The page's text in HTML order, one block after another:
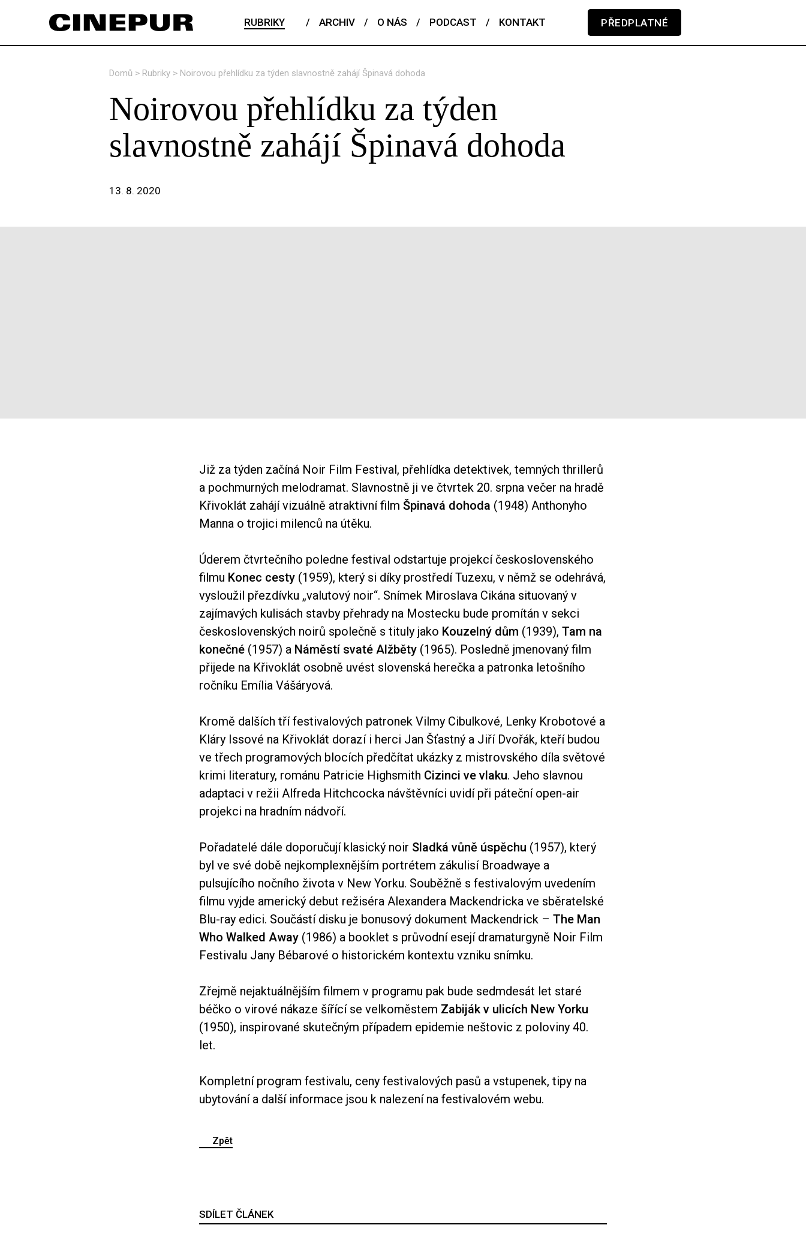
RUBRIKY / ARCHIV / O NÁS / PODCAST / KONTAKT PŘEDPLATNÉ
Domů > Rubriky > Noirovou přehlídku za týden slavnostně zahájí Špinavá dohoda
Noirovou přehlídku za týden
slavnostně zahájí Špinavá dohoda
13. 8. 2020
Již za týden začíná Noir Film Festival, přehlídka detektivek, temných thrillerů
a pochmurných melodramat. Slavnostně ji ve čtvrtek 20. srpna večer na hradě
Křivoklát zahájí vizuálně atraktivní film Špinavá dohoda (1948) Anthonyho
Manna o trojici milenců na útěku.
Úderem čtvrtečního poledne festival odstartuje projekcí československého
filmu Konec cesty (1959), který si díky prostředí Tuzexu, v němž se odehrává,
vysloužil přezdívku „valutový noir“. Snímek Miroslava Cikána situovaný v
zajímavých kulisách stavby přehrady na Mostecku bude promítán v sekci
československých noirů společně s tituly jako Kouzelný dům (1939), Tam na
konečné (1957) a Náměstí svaté Alžběty (1965). Posledně jmenovaný film
přijede na Křivoklát osobně uvést slovenská herečka a patronka letošního
ročníku Emília Vášáryová.
Kromě dalších tří festivalových patronek Vilmy Cibulkové, Lenky Krobotové a
Kláry Issové na Křivoklát dorazí i herci Jan Šťastný a Jiří Dvořák, kteří budou
ve třech programových blocích předčítat ukázky z mistrovského díla světové
krimi literatury, románu Patricie Highsmith Cizinci ve vlaku. Jeho slavnou
adaptaci v režii Alfreda Hitchcocka návštěvníci uvidí při páteční open-air
projekci na hradním nádvoří.
Pořadatelé dále doporučují klasický noir Sladká vůně úspěchu (1957), který
byl ve své době nejkomplexnějším portrétem zákulisí Broadwaye a
pulsujícího nočního života v New Yorku. Souběžně s festivalovým uvedením
filmu vyjde americký debut režiséra Alexandera Mackendricka ve sběratelské
Blu-ray edici. Součástí disku je bonusový dokument Mackendrick – The Man
Who Walked Away (1986) a booklet s průvodní esejí dramaturgyně Noir Film
Festivalu Jany Bébarové o historickém kontextu vzniku snímku.
Zřejmě nejaktuálnějším filmem v programu pak bude sedmdesát let staré
béčko o virové nákaze šířící se velkoměstem Zabiják v ulicích New Yorku
(1950), inspirované skutečným případem epidemie neštovic z poloviny 40.
let.
Kompletní program festivalu, ceny festivalových pasů a vstupenek, tipy na
ubytování a další informace jsou k nalezení na festivalovém webu.
Zpět
SDÍLET ČLÁNEK